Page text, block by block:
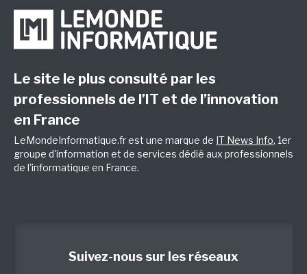
Le site le plus consulté par les
professionnels de l’IT et de l’innovation
en France
LeMondeInformatique.fr est une marque de IT News Info, 1er
groupe d'information et de services dédié aux professionnels
de l'informatique en France.
Suivez-nous sur les réseaux